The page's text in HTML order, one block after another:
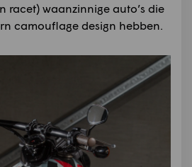
racet) waanzinnige auto’s die
camouflage design hebben.